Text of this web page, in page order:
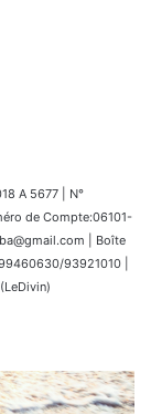
A 5677 | N°
de Compte:06101-
| Boîte
93921010 |